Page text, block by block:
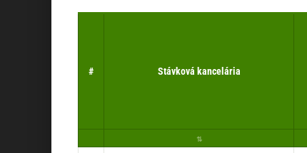
# Stávková kancelária